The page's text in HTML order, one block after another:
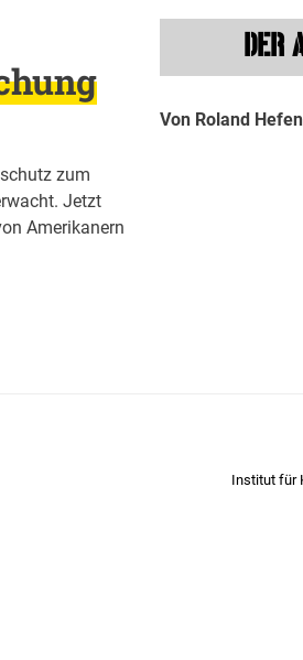
zum
Jetzt
Amerikanern
DER
Von Roland
Institut für